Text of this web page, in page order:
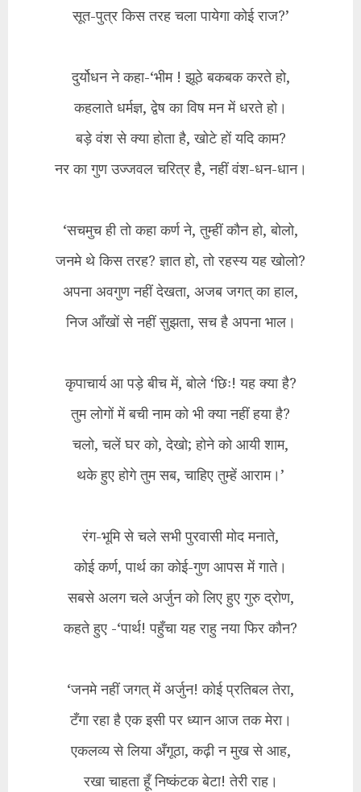
सूत-पुत्र किस तरह चला पायेगा कोई राज?’
दुर्योधन ने कहा-‘भीम ! झूठे बकबक करते हो,
कहलाते धर्मज्ञ, द्वेष का विष मन में धरते हो।
बड़े वंश से क्या होता है, खोटे हों यदि काम?
नर का गुण उज्जवल चरित्र है, नहीं वंश-धन-धान।
‘सचमुच ही तो कहा कर्ण ने, तुम्हीं कौन हो, बोलो,
जनमे थे किस तरह? ज्ञात हो, तो रहस्य यह खोलो?
अपना अवगुण नहीं देखता, अजब जगत् का हाल,
निज आँखों से नहीं सुझता, सच है अपना भाल।
कृपाचार्य आ पड़े बीच में, बोले ‘छिः! यह क्या है?
तुम लोगों में बची नाम को भी क्या नहीं हया है?
चलो, चलें घर को, देखो; होने को आयी शाम,
थके हुए होगे तुम सब, चाहिए तुम्हें आराम।’
रंग-भूमि से चले सभी पुरवासी मोद मनाते,
कोई कर्ण, पार्थ का कोई-गुण आपस में गाते।
सबसे अलग चले अर्जुन को लिए हुए गुरु द्रोण,
कहते हुए -‘पार्थ! पहुँचा यह राहु नया फिर कौन?
‘जनमे नहीं जगत् में अर्जुन! कोई प्रतिबल तेरा,
टँगा रहा है एक इसी पर ध्यान आज तक मेरा।
एकलव्य से लिया अँगूठा, कढ़ी न मुख से आह,
रखा चाहता हूँ निष्कंटक बेटा! तेरी राह।